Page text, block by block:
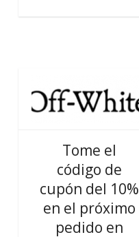
Tome el
código de
cupón del 10%
en el próximo
pedido en